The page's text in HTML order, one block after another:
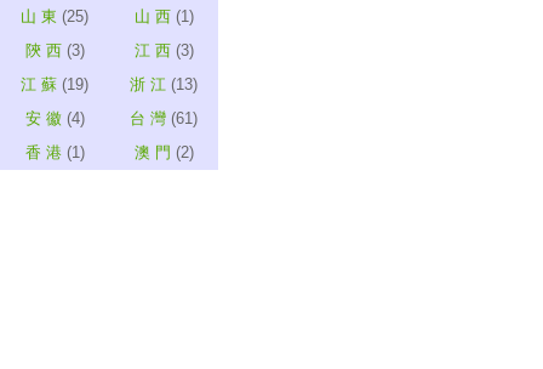
山 東 (25) 山 西(1)
陝 西(3) 江 西(3)
江 蘇 (19) 浙 江 (13)
安 徽(4) 台 灣 (61)
香 港(1) 澳 門 (2)